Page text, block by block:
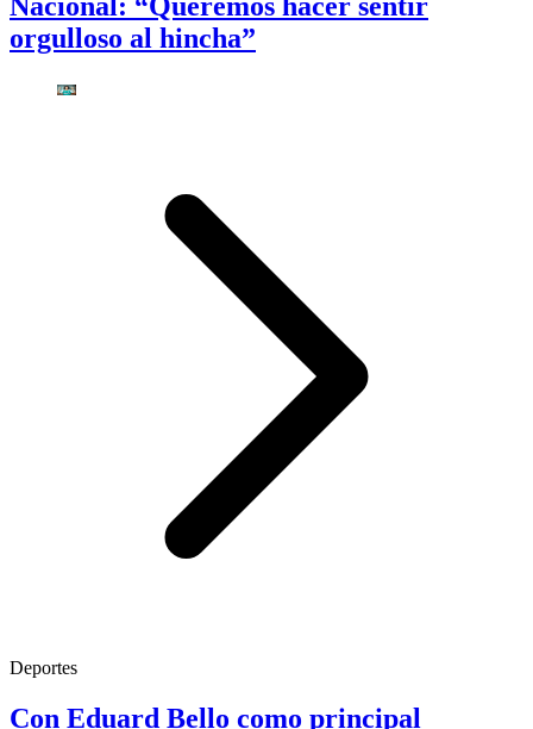
orgulloso al hincha”
Deportes
Con Eduard Bello como principal